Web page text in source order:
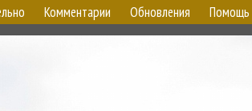
Комментарии Обновления Помощь